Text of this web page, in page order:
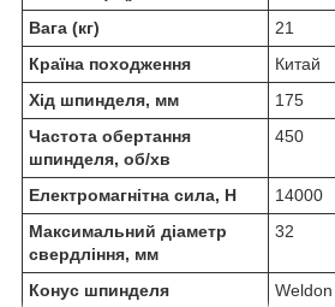
Вага (кг)
21
Країна походження
Китай
Хід шпинделя, мм
175
Частота обертання
шпинделя, об/хв
450
Електромагнітна сила, Н
14000
Максимальний діаметр
свердління, мм
32
Конус шпинделя Weldon